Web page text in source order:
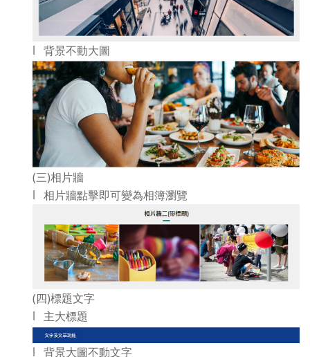
l 背景不動大圖
(三)相片牆
l 相片牆點擊即可變為相簿瀏覽
(四)標題文字
l 主大標題
l 背景大圖不動文字